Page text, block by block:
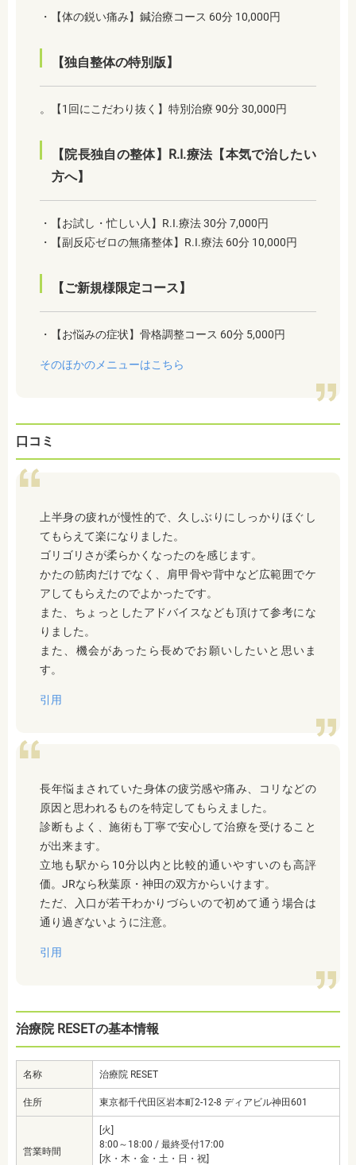
・【体の鋭い痛み】鍼治療コース 60分 10,000円
【独自整体の特別版】
。【1回にこだわり抜く】特別治療 90分 30,000円
【院長独自の整体】R.I.療法【本気で治したい
方へ】
・【お試し・忙しい人】R.I.療法 30分 7,000円
・【副反応ゼロの無痛整体】R.I.療法 60分 10,000円
【ご新規様限定コース】
・【お悩みの症状】骨格調整コース 60分 5,000円
そのほかのメニューはこちら
口コミ
上半身の疲れが慢性的で、久しぶりにしっかりほぐし
てもらえて楽になりました。
ゴリゴリさが柔らかくなったのを感じます。
かたの筋肉だけでなく、肩甲骨や背中など広範囲でケ
アしてもらえたのでよかったです。
また、ちょっとしたアドバイスなども頂けて参考にな
りました。
また、機会があったら長めでお願いしたいと思いま
す。
引用
長年悩まされていた身体の疲労感や痛み、コリなどの
原因と思われるものを特定してもらえました。
診断もよく、施術も丁寧で安心して治療を受けること
が出来ます。
立地も駅から10分以内と比較的通いやすいのも高評
価。JRなら秋葉原・神田の双方からいけます。
ただ、入口が若干わかりづらいので初めて通う場合は
通り過ぎないように注意。
引用
治療院 RESETの基本情報
名称 治療院 RESET
住所 東京都千代田区岩本町2-12-8 ディアビル神田601
営業時間
[火]
8:00～18:00 / 最終受付17:00
[水・木・金・土・日・祝]